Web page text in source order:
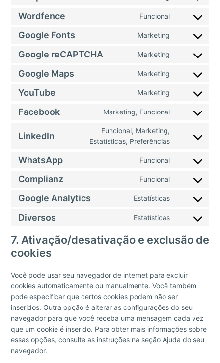
Wordfence Funcional
Google Fonts Marketing
Google reCAPTCHA Marketing
Google Maps Marketing
YouTube Marketing
Facebook Marketing, Funcional
LinkedIn
Funcional, Marketing,
Estatísticas, Preferências
WhatsApp Funcional
Complianz Funcional
Google Analytics Estatísticas
Diversos Estatísticas
7. Ativação/desativação e exclusão de
cookies
Você pode usar seu navegador de internet para excluir
cookies automaticamente ou manualmente. Você também
pode especificar que certos cookies podem não ser
inseridos. Outra opção é alterar as configurações do seu
navegador para que você receba uma mensagem cada vez
que um cookie é inserido. Para obter mais informações sobre
essas opções, consulte as instruções na seção Ajuda do seu
navegador.